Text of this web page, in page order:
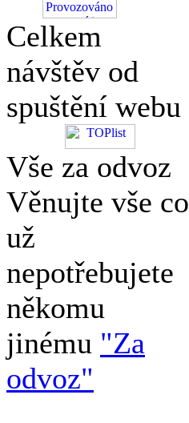
Celkem
návštěv od
spuštění webu
Vše za odvoz
Věnujte vše co
už
nepotřebujete
někomu
jinému "Za
odvoz"